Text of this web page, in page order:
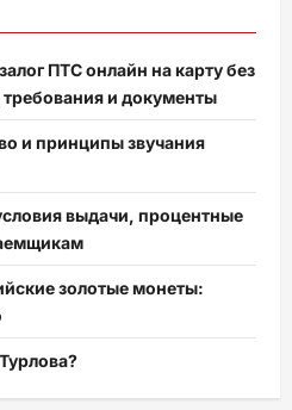
ПТС онлайн на карту без
и документы
и принципы звучания
выдачи, процентные
золотые монеты: